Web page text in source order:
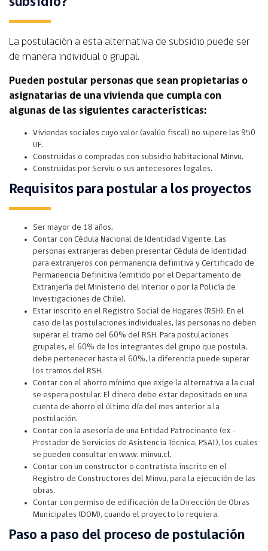
La postulación a esta alternativa de subsidio puede ser
de manera individual o grupal.
Pueden postular personas que sean propietarias o
asignatarias de una vivienda que cumpla con
algunas de las siguientes características:
Viviendas sociales cuyo valor (avalúo fiscal) no supere las 950
UF.
Construidas o compradas con subsidio habitacional Minvu.
Construidas por Serviu o sus antecesores legales.
Requisitos para postular a los proyectos
Ser mayor de 18 años.
Contar con Cédula Nacional de Identidad Vigente. Las
personas extranjeras deben presentar Cédula de Identidad
para extranjeros con permanencia definitiva y Certificado de
Permanencia Definitiva (emitido por el Departamento de
Extranjería del Ministerio del Interior o por la Policía de
Investigaciones de Chile).
Estar inscrito en el Registro Social de Hogares (RSH). En el
caso de las postulaciones individuales, las personas no deben
superar el tramo del 60% del RSH. Para postulaciones
grupales, el 60% de los integrantes del grupo que postula,
debe pertenecer hasta el 60%, la diferencia puede superar
los tramos del RSH.
Contar con el ahorro mínimo que exige la alternativa a la cual
se espera postular. El dinero debe estar depositado en una
cuenta de ahorro el último día del mes anterior a la
postulación.
Contar con la asesoría de una Entidad Patrocinante (ex -
Prestador de Servicios de Asistencia Técnica, PSAT), los cuales
se pueden consultar en www. minvu.cl.
Contar con un constructor o contratista inscrito en el
Registro de Constructores del Minvu, para la ejecución de las
obras.
Contar con permiso de edificación de la Dirección de Obras
Municipales (DOM), cuando el proyecto lo requiera.
Paso a paso del proceso de postulación